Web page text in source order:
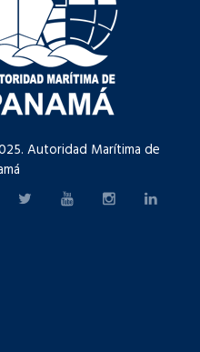
Autoridad Marítima de